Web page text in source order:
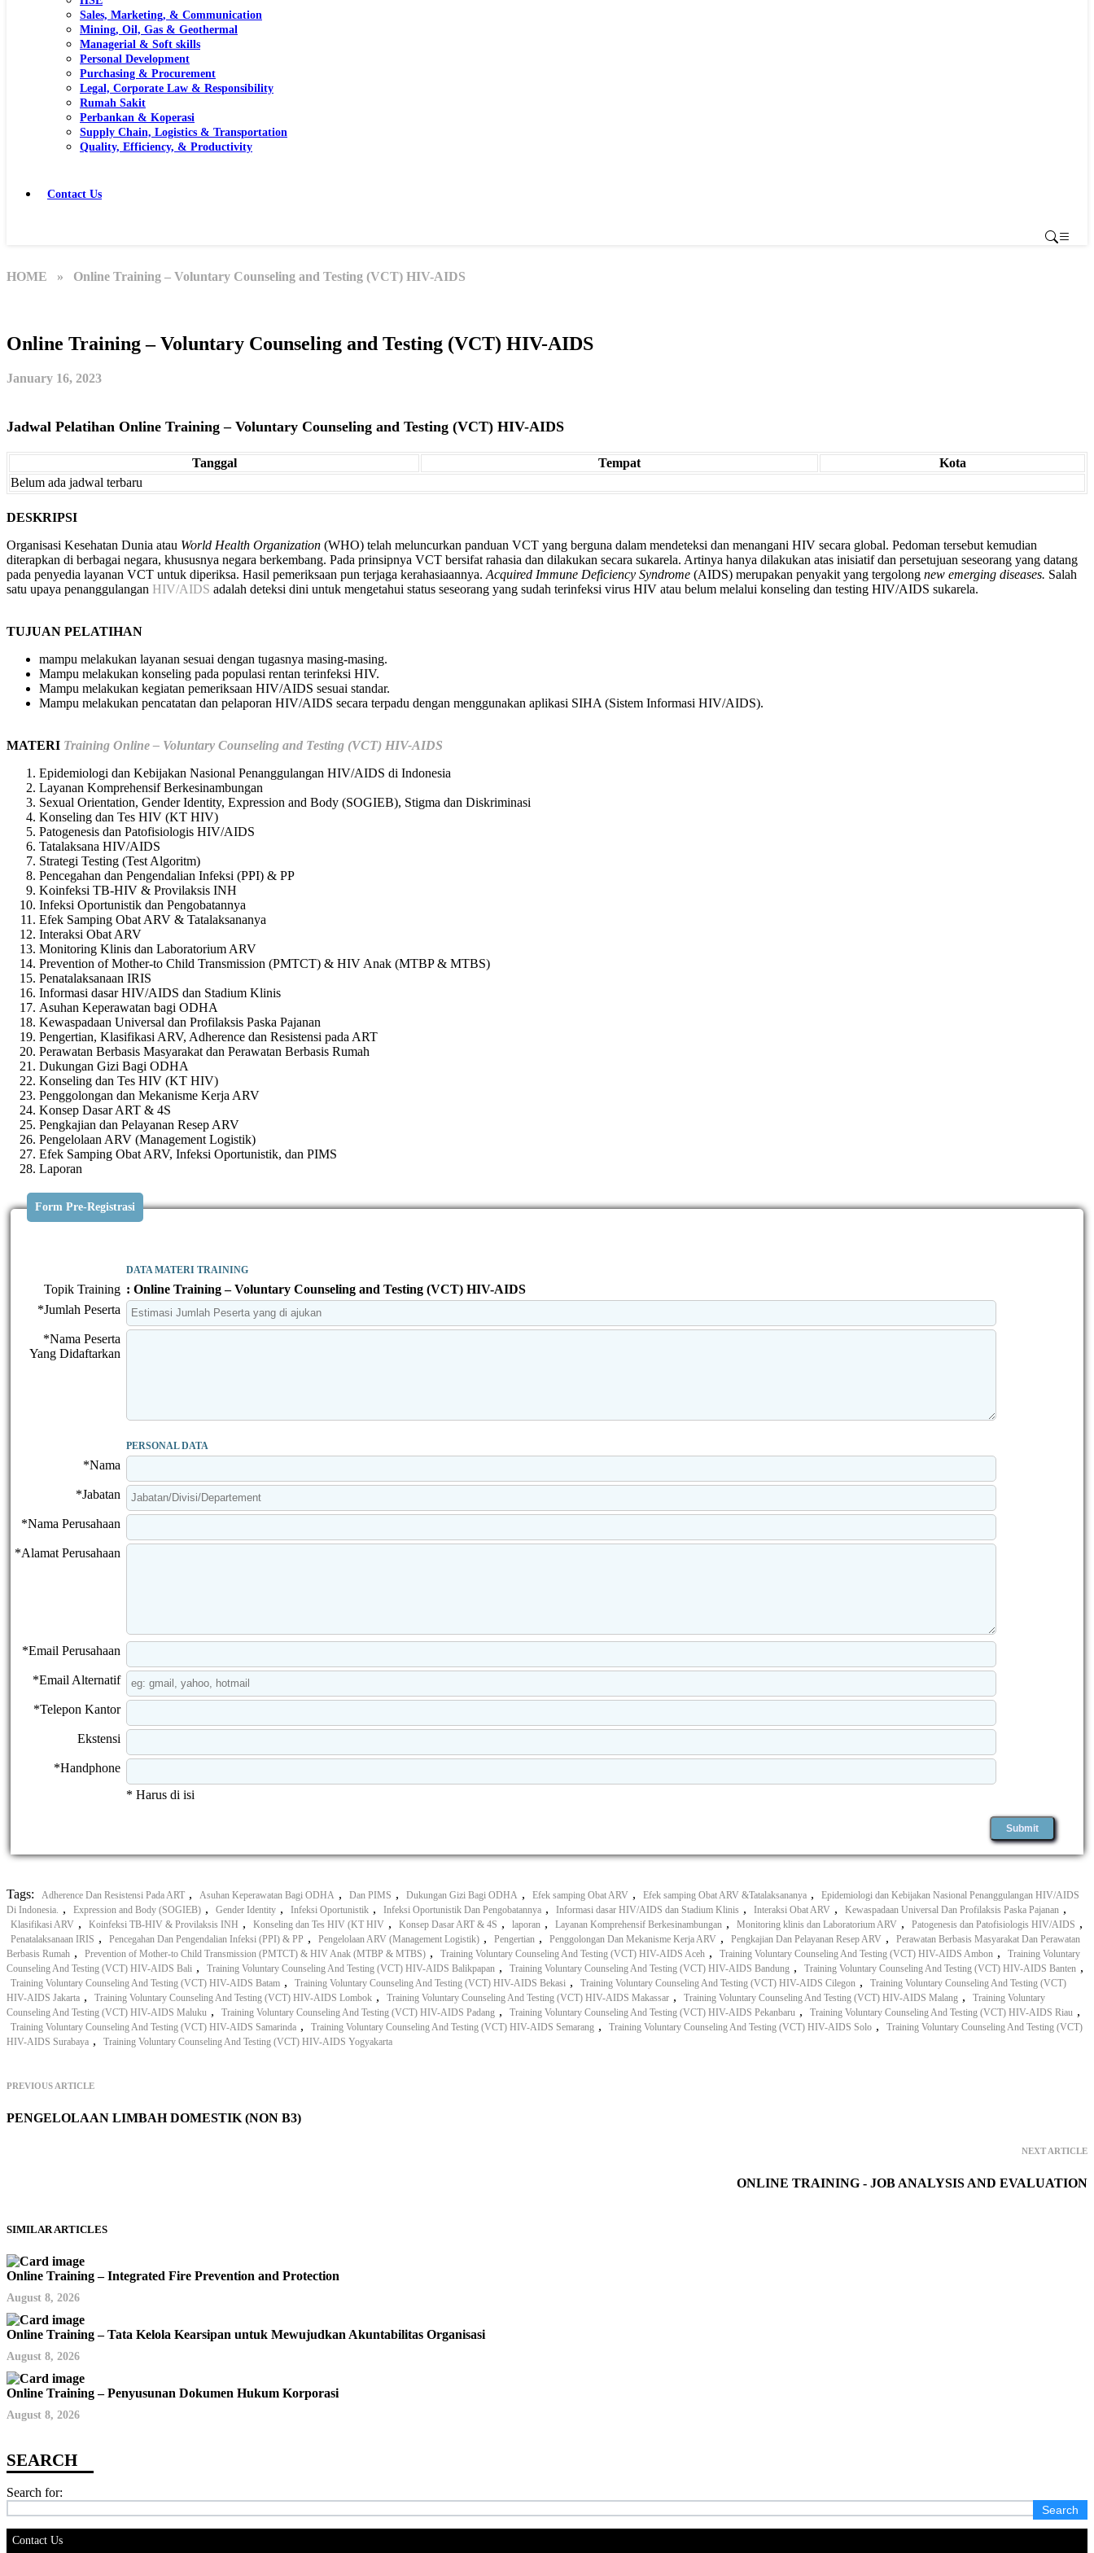
Sales, Marketing, & Communication
Mining, Oil, Gas & Geothermal
Managerial & Soft skills
Personal Development
Purchasing & Procurement
Legal, Corporate Law & Responsibility
Rumah Sakit
Perbankan & Koperasi
Supply Chain, Logistics & Transportation
Quality, Efficiency, & Productivity
Contact Us
HOME » Online Training – Voluntary Counseling and Testing (VCT) HIV-AIDS
Online Training – Voluntary Counseling and Testing (VCT) HIV-AIDS
January 16, 2023
Jadwal Pelatihan Online Training – Voluntary Counseling and Testing (VCT) HIV-AIDS
Tanggal Tempat
Kota
Belum ada jadwal terbaru
DESKRIPSI
Organisasi Kesehatan Dunia atau World Health Organization (WHO) telah meluncurkan panduan VCT yang berguna dalam mendeteksi dan menangani HIV secara global. Pedoman tersebut kemudian
diterapkan di berbagai negara, khususnya negara berkembang. Pada prinsipnya VCT bersifat rahasia dan dilakukan secara sukarela. Artinya hanya dilakukan atas inisiatif dan persetujuan seseorang yang datang
pada penyedia layanan VCT untuk diperiksa. Hasil pemeriksaan pun terjaga kerahasiaannya. Acquired Immune Deficiency Syndrome (AIDS) merupakan penyakit yang tergolong new emerging diseases. Salah
satu upaya penanggulangan HIV/AIDS adalah deteksi dini untuk mengetahui status seseorang yang sudah terinfeksi virus HIV atau belum melalui konseling dan testing HIV/AIDS sukarela.
TUJUAN PELATIHAN
mampu melakukan layanan sesuai dengan tugasnya masing-masing.
Mampu melakukan konseling pada populasi rentan terinfeksi HIV.
Mampu melakukan kegiatan pemeriksaan HIV/AIDS sesuai standar.
Mampu melakukan pencatatan dan pelaporan HIV/AIDS secara terpadu dengan menggunakan aplikasi SIHA (Sistem Informasi HIV/AIDS).
MATERI Training Online – Voluntary Counseling and Testing (VCT) HIV-AIDS
Epidemiologi dan Kebijakan Nasional Penanggulangan HIV/AIDS di Indonesia
Layanan Komprehensif Berkesinambungan
Sexual Orientation, Gender Identity, Expression and Body (SOGIEB), Stigma dan Diskriminasi
Konseling dan Tes HIV (KT HIV)
Patogenesis dan Patofisiologis HIV/AIDS
Tatalaksana HIV/AIDS
Strategi Testing (Test Algoritm)
Pencegahan dan Pengendalian Infeksi (PPI) & PP
Koinfeksi TB-HIV & Provilaksis INH
Infeksi Oportunistik dan Pengobatannya
Efek Samping Obat ARV & Tatalaksananya
Interaksi Obat ARV
Monitoring Klinis dan Laboratorium ARV
Prevention of Mother-to Child Transmission (PMTCT) & HIV Anak (MTBP & MTBS)
Penatalaksanaan IRIS
Informasi dasar HIV/AIDS dan Stadium Klinis
Asuhan Keperawatan bagi ODHA
Kewaspadaan Universal dan Profilaksis Paska Pajanan
Pengertian, Klasifikasi ARV, Adherence dan Resistensi pada ART
Perawatan Berbasis Masyarakat dan Perawatan Berbasis Rumah
Dukungan Gizi Bagi ODHA
Konseling dan Tes HIV (KT HIV)
Penggolongan dan Mekanisme Kerja ARV
Konsep Dasar ART & 4S
Pengkajian dan Pelayanan Resep ARV
Pengelolaan ARV (Management Logistik)
Efek Samping Obat ARV, Infeksi Oportunistik, dan PIMS
Laporan
Form Pre-Registrasi
DATA MATERI TRAINING
Topik Training : Online Training – Voluntary Counseling and Testing (VCT) HIV-AIDS
*Jumlah Peserta
*Nama Peserta
Yang Didaftarkan
PERSONAL DATA
*Nama
*Jabatan
*Nama Perusahaan
*Alamat Perusahaan
*Email Perusahaan
*Email Alternatif
*Telepon Kantor
Ekstensi
*Handphone
* Harus di isi
Tags: Adherence Dan Resistensi Pada ART , Asuhan Keperawatan Bagi ODHA , Dan PIMS , Dukungan Gizi Bagi ODHA , Efek samping Obat ARV , Efek samping Obat ARV &Tatalaksananya ,
Epidemiologi dan Kebijakan Nasional Penanggulangan HIV/AIDS
Di Indonesia. , Expression and Body (SOGIEB) , Gender Identity , Infeksi Oportunistik , Infeksi Oportunistik Dan Pengobatannya , Informasi dasar HIV/AIDS dan Stadium Klinis , Interaksi Obat ARV , Kewaspadaan Universal Dan Profilaksis Paska Pajanan ,
Klasifikasi ARV , Koinfeksi TB-HIV & Provilaksis INH , Konseling dan Tes HIV (KT HIV , Konsep Dasar ART & 4S , laporan , Layanan Komprehensif Berkesinambungan , Monitoring klinis dan Laboratorium ARV , Patogenesis dan Patofisiologis HIV/AIDS ,
Penatalaksanaan IRIS , Pencegahan Dan Pengendalian Infeksi (PPI) & PP , Pengelolaan ARV (Management Logistik) , Pengertian , Penggolongan Dan Mekanisme Kerja ARV , Pengkajian Dan Pelayanan Resep ARV ,
Perawatan Berbasis Masyarakat Dan Perawatan
Berbasis Rumah , Prevention of Mother-to Child Transmission (PMTCT) & HIV Anak (MTBP & MTBS) , Training Voluntary Counseling And Testing (VCT) HIV-AIDS Aceh , Training Voluntary Counseling And Testing (VCT) HIV-AIDS Ambon ,
Training Voluntary
Counseling And Testing (VCT) HIV-AIDS Bali , Training Voluntary Counseling And Testing (VCT) HIV-AIDS Balikpapan , Training Voluntary Counseling And Testing (VCT) HIV-AIDS Bandung , Training Voluntary Counseling And Testing (VCT) HIV-AIDS Banten ,
Training Voluntary Counseling And Testing (VCT) HIV-AIDS Batam , Training Voluntary Counseling And Testing (VCT) HIV-AIDS Bekasi , Training Voluntary Counseling And Testing (VCT) HIV-AIDS Cilegon ,
Training Voluntary Counseling And Testing (VCT)
HIV-AIDS Jakarta , Training Voluntary Counseling And Testing (VCT) HIV-AIDS Lombok , Training Voluntary Counseling And Testing (VCT) HIV-AIDS Makassar , Training Voluntary Counseling And Testing (VCT) HIV-AIDS Malang ,
Training Voluntary
Counseling And Testing (VCT) HIV-AIDS Maluku , Training Voluntary Counseling And Testing (VCT) HIV-AIDS Padang , Training Voluntary Counseling And Testing (VCT) HIV-AIDS Pekanbaru , Training Voluntary Counseling And Testing (VCT) HIV-AIDS Riau ,
Training Voluntary Counseling And Testing (VCT) HIV-AIDS Samarinda , Training Voluntary Counseling And Testing (VCT) HIV-AIDS Semarang , Training Voluntary Counseling And Testing (VCT) HIV-AIDS Solo ,
Training Voluntary Counseling And Testing (VCT)
HIV-AIDS Surabaya , Training Voluntary Counseling And Testing (VCT) HIV-AIDS Yogyakarta
PREVIOUS ARTICLE
PENGELOLAAN LIMBAH DOMESTIK (NON B3)
NEXT ARTICLE
ONLINE TRAINING - JOB ANALYSIS AND EVALUATION
SIMILAR ARTICLES
Online Training – Integrated Fire Prevention and Protection
August 8, 2026
Online Training – Tata Kelola Kearsipan untuk Mewujudkan Akuntabilitas Organisasi
August 8, 2026
Online Training – Penyusunan Dokumen Hukum Korporasi
August 8, 2026
Search for:
Contact Us